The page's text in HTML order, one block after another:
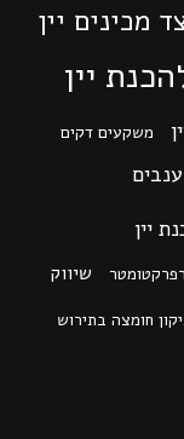
מכינים יין
יין
משקעים דקים
ענבים
יין
רפרקטומטר שיווק
חומצה בתירוש